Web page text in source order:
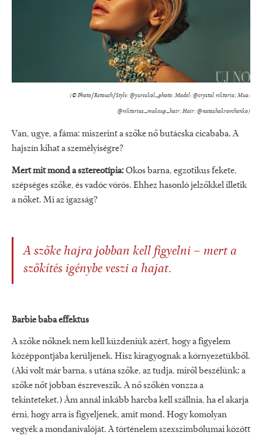
(© Photo/Retouch/Style: @yureskol_photo⁠; Model: @crystal.viktoria⁠; Mua:
@viktorias_makeup_hair⁠; Hair: @natashakravchenko)
Van, ugye, a fáma: miszerint a szőke nő butácska cicababa. A
hajszín kihat a személyiségre?
Mert mit mond a sztereotípia:Okos barna, egzotikus fekete,
szépséges szőke, és vadóc vörös. Ehhez hasonló jelzőkkel illetik
a nőket. Mi az igazság?
A szőke hajra jobban kell figyelni – mert a
szőkítés igénybe veszi a hajat.
Barbie baba effektus
A szőke nőknek nem kell küzdeniük azért, hogy a figyelem
középpontjába kerüljenek. Hisz kiragyognak a környezetükből.
(Aki volt már barna, s utána szőke, az tudja, miről beszélünk: a
szőke nőt jobban észreveszik. A nő szőkén vonzza a
tekinteteket.) Ám annál inkább harcba kell szállnia, ha el akarja
érni, hogy arra is figyeljenek, amit mond. Hogy komolyan
vegyék a mondanivalóját. A történelem szexszimbólumai között